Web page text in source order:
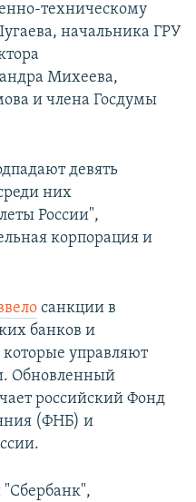
техническому
начальника ГРУ
Михеева,
и члена Госдумы
девять
них
России",
корпорация и
санкции в
банков и
которые управляют
Обновленный
российский Фонд
(ФНБ) и